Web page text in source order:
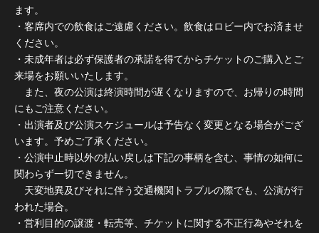
ます。
・客席内での飲食はご遠慮ください。飲食はロビー内でお済ませ
ください。
・未成年者は必ず保護者の承諾を得てからチケットのご購入とご
来場をお願いいたします。
また、夜の公演は終演時間が遅くなりますので、お帰りの時間
にもご注意ください。
・出演者及び公演スケジュールは予告なく変更となる場合がござ
います。予めご了承ください。
・公演中止時以外の払い戻しは下記の事柄を含む、事情の如何に
関わらず一切できません。
天変地異及びそれに伴う交通機関トラブルの際でも、公演が行
われた場合。
・営利目的の譲渡・転売等、チケットに関する不正行為やそれを